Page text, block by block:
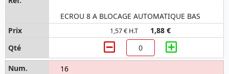
ECROU 8 A BLOCAGE AUTOMATIQUE BAS
1,57 € H.T 1,88 €
16